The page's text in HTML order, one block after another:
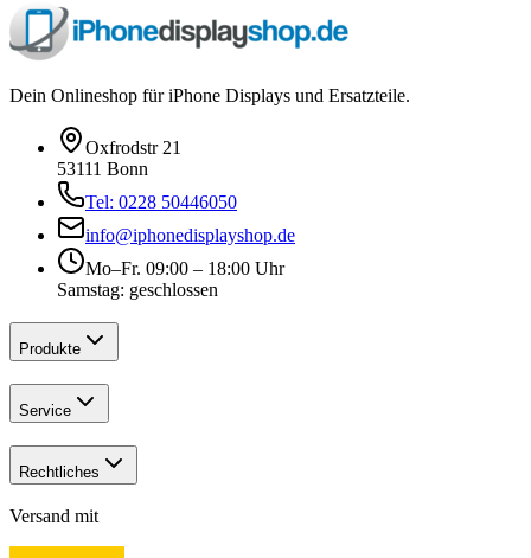
Dein Onlineshop für iPhone Displays und Ersatzteile.
Oxfrodstr 21
53111 Bonn
Tel: 0228 50446050
info@iphonedisplayshop.de
Mo–Fr. 09:00 – 18:00 Uhr
Samstag: geschlossen
Produkte
Service
Rechtliches
Versand mit